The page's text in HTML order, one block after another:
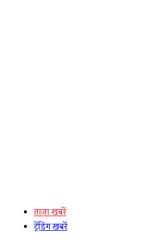
ताजा खबरें
ट्रेंडिंग खबरें